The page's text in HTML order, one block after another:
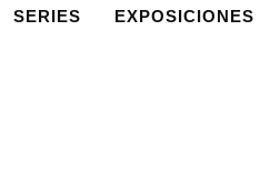
SERIES EXPOSICIONES